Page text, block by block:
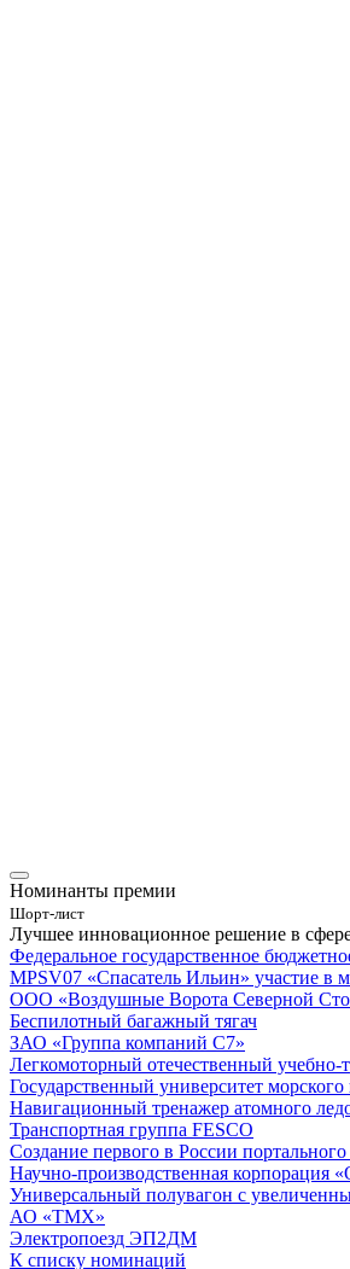
Номинанты премии
Шорт-лист
Лучшее инновационное решение в
Федеральное государственное
MPSV07 «Спасатель Ильин» участие в
ООО «Воздушные Ворота Северной
Беспилотный багажный тягач
ЗАО «Группа компаний С7»
Легкомоторный отечественный
Государственный университет
Навигационный тренажер атомного
Транспортная группа FESCO
Создание первого в России
Научно-производственная корпорация
Универсальный полувагон с
АО «ТМХ»
Электропоезд ЭП2ДМ
К списку номинаций